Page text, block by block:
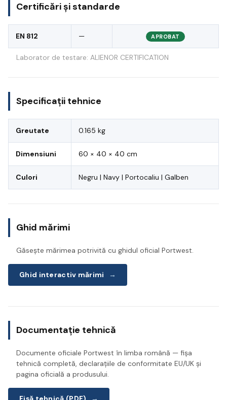
Certificări și standarde
EN 812 — APROBAT
Laborator de testare: ALIENOR CERTIFICATION
Specificații tehnice
Greutate 0.165 kg
Dimensiuni 60 × 40 × 40 cm
Culori Negru | Navy | Portocaliu | Galben
Ghid mărimi
Găsește mărimea potrivită cu ghidul oficial Portwest.
Ghid interactiv mărimi →
Documentație tehnică
Documente oficiale Portwest în limba română — fișa
tehnică completă, declarațiile de conformitate EU/UK și
pagina oficială a produsului.